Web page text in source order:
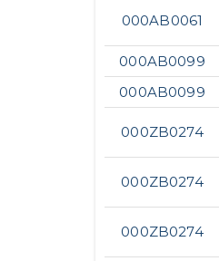
000AB0061
000AB0099
000AB0099
000ZB0274
000ZB0274
000ZB0274